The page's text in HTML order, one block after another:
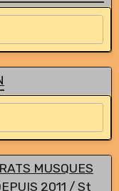
MUSQUES
2011 / St